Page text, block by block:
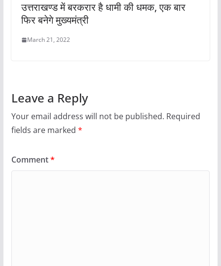
उत्तराखण्ड में बरकरार है धामी की धमक, एक बार
फिर बनेगे मुख्यमंत्री
March 21, 2022
Leave a Reply
Your email address will not be published. Required
fields are marked *
Comment*